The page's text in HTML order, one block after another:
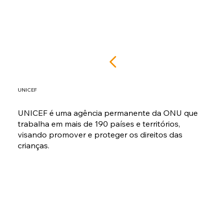
UNICEF
UNICEF é uma agência permanente da ONU que
trabalha em mais de 190 países e territórios,
visando promover e proteger os direitos das
crianças.